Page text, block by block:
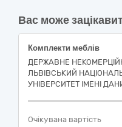
Вас може
Комплекти меблів
ДЕРЖАВНЕ
ЛЬВІВСЬКИЙ
УНІВЕРСИТЕТ ІМЕНІ
Очікувана вартість